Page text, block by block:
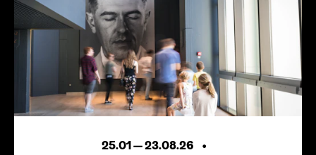
25.01 —23.08.26